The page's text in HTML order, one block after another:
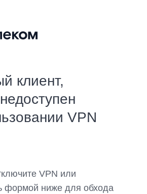
клиент,
VPN
VPN или
формой ниже для обхода